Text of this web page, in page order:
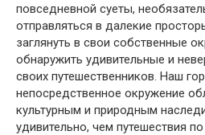
повседневной суеты,
отправляться в далекие
заглянуть в свои собственные
обнаружить удивительные и
своих путешественников. Наш
непосредственное окружение
культурным и природным
удивительно, чем путешествия